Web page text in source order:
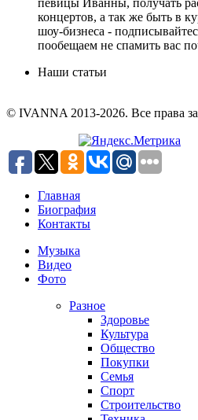
концертов, а так же быть в
шоу-бизнеса -
пообещаем не спамить вас
Наши статьи
© IVANNA 2013-2026. Все права
Главная
Биография
Контакты
Музыка
Видео
Фото
Разное
Здоровье
Культура
Общество
Покупки
Семья
Спорт
Строительство